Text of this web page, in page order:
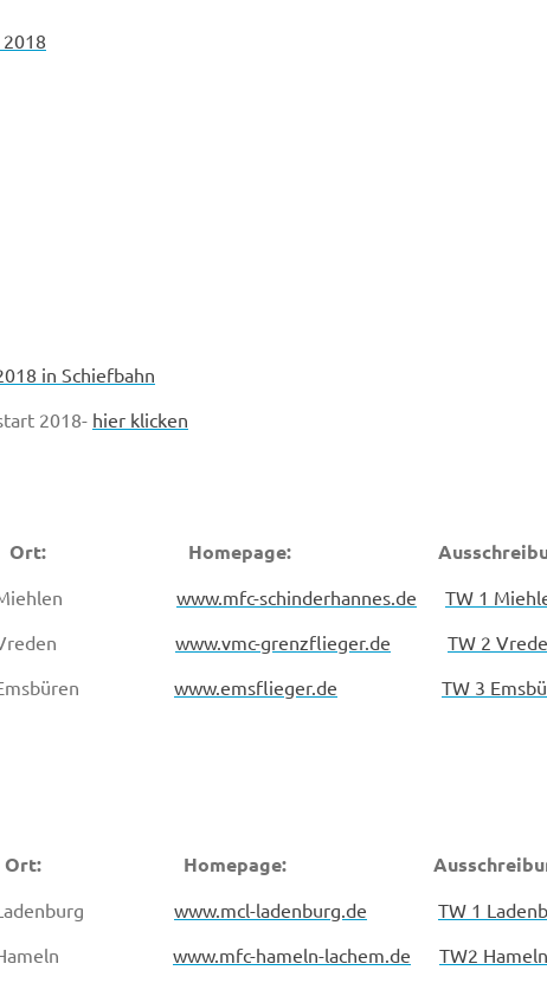
in Schiefbahn
2018- hier klicken
Ort: Homepage:
Miehlen www.mfc-schinderhannes.de
TW 1
Vreden www.vmc-grenzflieger.de
TW 2
www.emsflieger.de
TW 3
Ort: Homepage:
www.mcl-ladenburg.de
TW 1
Hameln www.mfc-hameln-lachem.de TW2 Hameln